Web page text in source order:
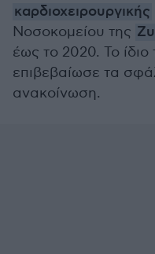
καρδιοχειρουργικής
Νοσοκομείου της
έως το 2020. Το
επιβεβαίωσε τα
ανακοίνωση.